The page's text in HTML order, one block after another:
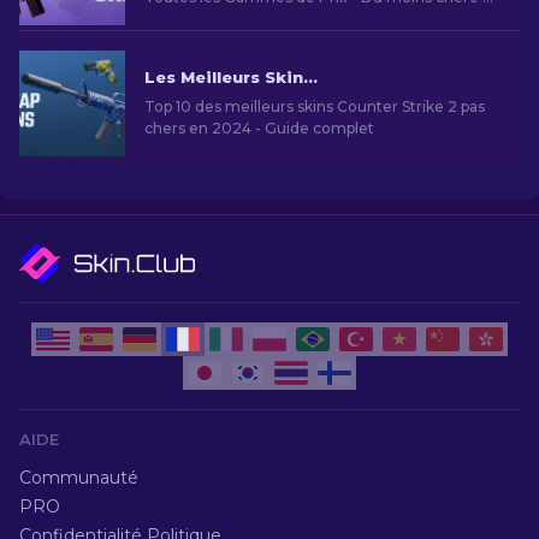
Les Meilleurs Skins Bon Marché dans CS2 [2026]
Top 10 des meilleurs skins Counter Strike 2 pas
chers en 2024 - Guide complet
AIDE
Communauté
PRO